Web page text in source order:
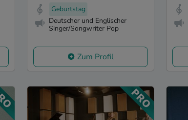
Geburtstag
Deutscher und Englischer
Singer/Songwriter Pop
Zum Profil